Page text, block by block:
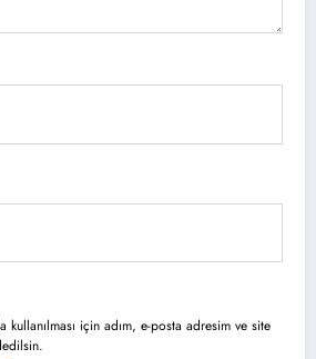
kullanılması için adım, e-posta adresim ve site